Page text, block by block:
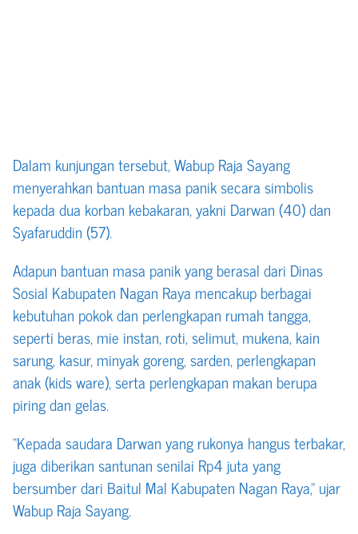
Dalam kunjungan tersebut, Wabup Raja Sayang
menyerahkan bantuan masa panik secara simbolis
kepada dua korban kebakaran, yakni Darwan (40) dan
Syafaruddin (57).
Adapun bantuan masa panik yang berasal dari Dinas
Sosial Kabupaten Nagan Raya mencakup berbagai
kebutuhan pokok dan perlengkapan rumah tangga,
seperti beras, mie instan, roti, selimut, mukena, kain
sarung, kasur, minyak goreng, sarden, perlengkapan
anak (kids ware), serta perlengkapan makan berupa
piring dan gelas.
“Kepada saudara Darwan yang rukonya hangus terbakar,
juga diberikan santunan senilai Rp4 juta yang
bersumber dari Baitul Mal Kabupaten Nagan Raya,” ujar
Wabup Raja Sayang.